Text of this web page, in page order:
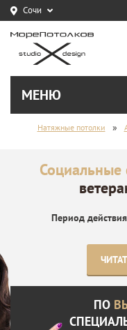
Сочи
МЕНЮ
Натяжные потолки »
Социальные
Период
ПО